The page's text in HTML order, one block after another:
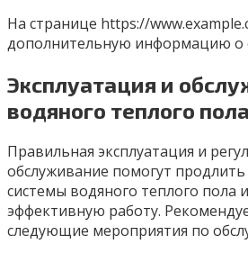
На странице https://
дополнительную информацию о
Эксплуатация и
водяного теплого пола
Правильная эксплуатация и
обслуживание помогут
системы водяного теплого пола
эффективную работу.
следующие мероприятия по